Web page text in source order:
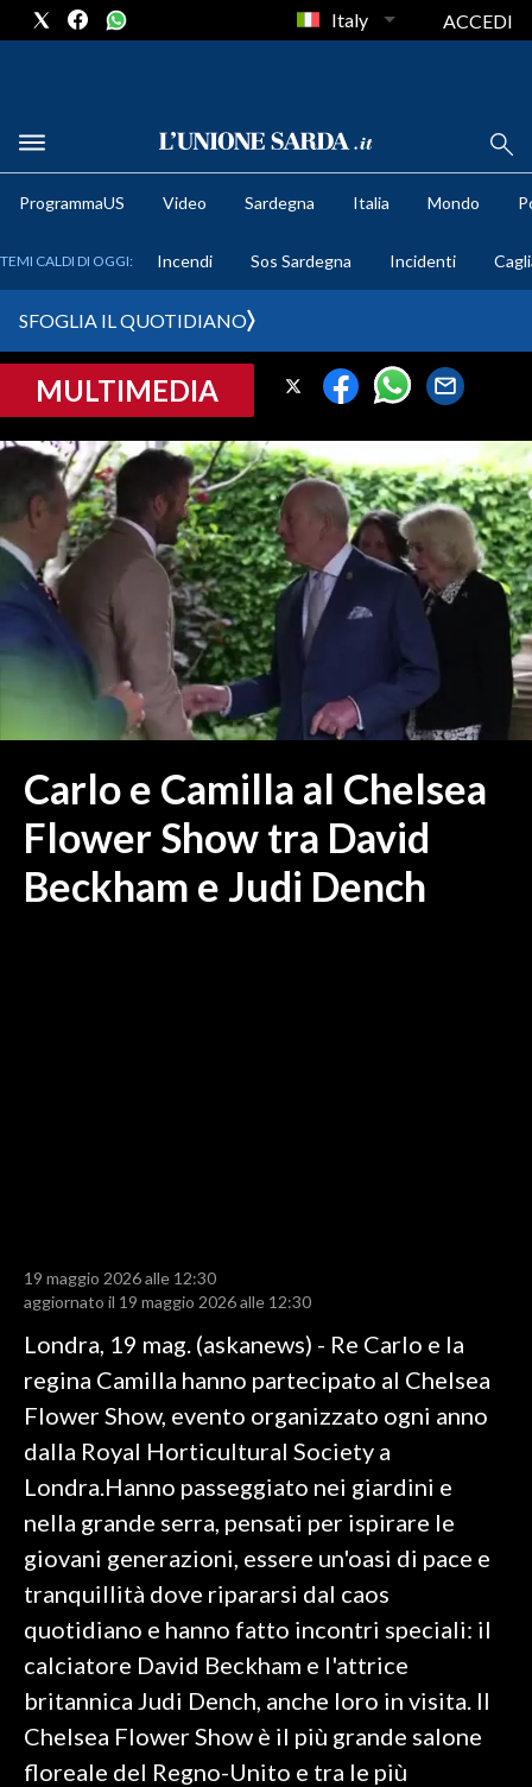
METEO
CRONACA SARDEGNA
PROVINCIA DI CAGLIARI
SULCIS IGLESIENTE
MEDIO CAMPIDANO
ORISTANO E PROVINCIA
SASSARI E PROVINCIA
GALLURA
NUORO E PROVINCIA
ITALIA
MONDO
RISULTATI E CLASSIFICHE
CALCIO REGIONALE
BASKET
VOLLEY
MOTORI
TENNIS
ALTRI SPORT
CULTURA
SPETTACOLI
GOSSIP
SALUTE
Italy ACCEDI
ProgrammaUS Video Sardegna Italia Mondo
TEMI CALDI DI OGGI: Incendi Sos Sardegna Incidenti
SFOGLIA IL QUOTIDIANO
MULTIMEDIA
Carlo e Camilla al Chelsea
Flower Show tra David
Beckham e Judi Dench
19 maggio 2026 alle 12:30
aggiornato il 19 maggio 2026 alle 12:30
Londra, 19 mag. (askanews) - Re Carlo e la
regina Camilla hanno partecipato al Chelsea
Flower Show, evento organizzato ogni anno
dalla Royal Horticultural Society a
Londra.Hanno passeggiato nei giardini e
nella grande serra, pensati per ispirare le
giovani generazioni, essere un'oasi di pace e
tranquillità dove ripararsi dal caos
quotidiano e hanno fatto incontri speciali: il
calciatore David Beckham e l'attrice
britannica Judi Dench, anche loro in visita. Il
Chelsea Flower Show è il più grande salone
floreale del Regno-Unito e tra le più